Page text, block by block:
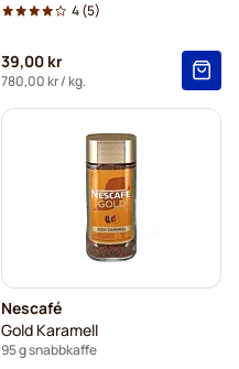
4(5)
39,00 kr
780,00 kr/ kg.
Nescafé
Gold Karamell
95 g snabbkaffe